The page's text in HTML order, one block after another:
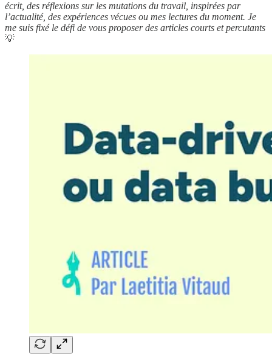
écrit, des réflexions sur les mutations du travail, inspirées par
l’actualité, des expériences vécues ou mes lectures du moment. Je
me suis fixé le défi de vous proposer des articles courts et percutants
💡